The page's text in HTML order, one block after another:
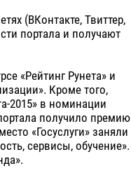
(ВКонтакте, Твиттер,
портала и получают
«Рейтинг Рунета» и
Кроме того,
2015» в номинации
получило премию
«Госуслуги» заняли
сервисы, обучение».